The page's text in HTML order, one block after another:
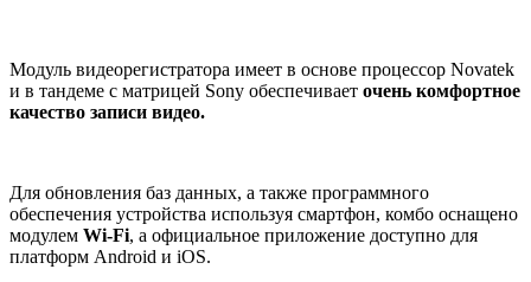
Модуль видеорегистратора имеет в основе процессор Novatek
и в тандеме с матрицей Sony обеспечивает очень комфортное
качество записи видео.
Для обновления баз данных, а также программного
обеспечения устройства используя смартфон, комбо оснащено
модулем Wi-Fi, а официальное приложение доступно для
платформ Android и iOS.